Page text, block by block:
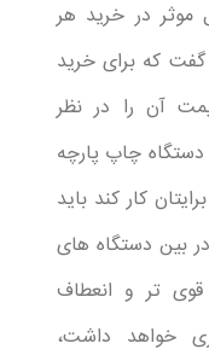
موثر در خرید هر
گفت که برای خرید
آن را در نظر
دستگاه چاپ پارچه
کار کند باید
در بین دستگاه های
تر و انعطاف
خواهد داشت،